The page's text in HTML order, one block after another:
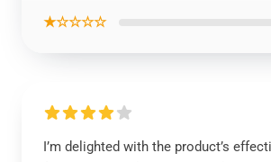
★☆☆☆☆
I’m delighted with the product’s